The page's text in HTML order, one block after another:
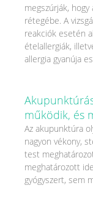
megszúrják,
rétegébe. A
reakciók esetén
ételallergiák,
allergia gyanúja
működik, és
Az akupunktúra
nagyon vékony,
test
meghatározott
gyógyszert, sem